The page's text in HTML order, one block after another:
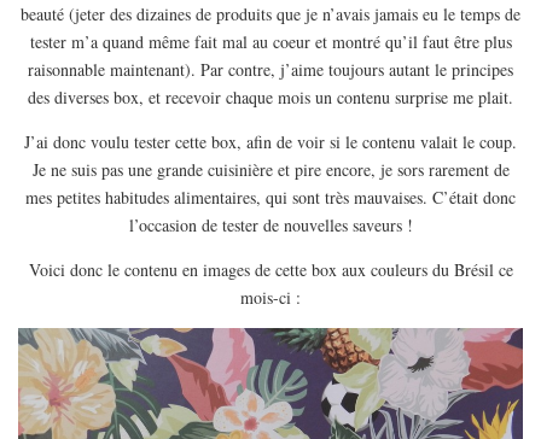
AMÉRIQUE
MEXIQUE
EUROPE
ESPAGNE
FRANCE
GRÈCE
PAYS BAS
RÉPUBLIQUE TCHÈQUE
OCÉANIE
beauté (jeter des dizaines de produits que je n’avais jamais eu le temps de
tester m’a quand même fait mal au coeur et montré qu’il faut être plus
raisonnable maintenant). Par contre, j’aime toujours autant le principes
des diverses box, et recevoir chaque mois un contenu surprise me plait.
J’ai donc voulu tester cette box, afin de voir si le contenu valait le coup.
Je ne suis pas une grande cuisinière et pire encore, je sors rarement de
mes petites habitudes alimentaires, qui sont très mauvaises. C’était donc
l’occasion de tester de nouvelles saveurs !
Voici donc le contenu en images de cette box aux couleurs du Brésil ce
mois-ci :